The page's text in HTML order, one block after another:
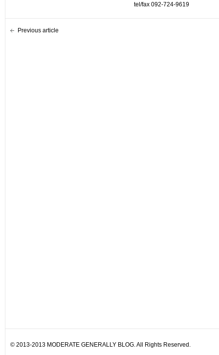
tel/fax 092-724-9619
Previous article
© 2013-2013 MODERATE GENERALLY BLOG. All Rights Reserved.